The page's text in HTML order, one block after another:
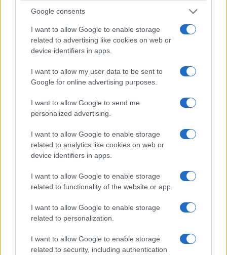
Google consents
I want to allow Google to enable storage
related to advertising like cookies on web or
device identifiers in apps.
I want to allow my user data to be sent to
Google for online advertising purposes.
I want to allow Google to send me
personalized advertising.
I want to allow Google to enable storage
related to analytics like cookies on web or
device identifiers in apps.
I want to allow Google to enable storage
related to functionality of the website or app.
I want to allow Google to enable storage
related to personalization.
I want to allow Google to enable storage
related to security, including authentication
Υπόθεση Μarfin: Στην Ελλάδα φτάνει η 46χρονη
6/08/2026 - 9:30πμ
ΕΛΛΑΔΑ
Καιρός: Τοπικά στους 38°C η θερμοκρασία –
Βοριάδες έως και 7 μποφόρ πρόσκαιρα